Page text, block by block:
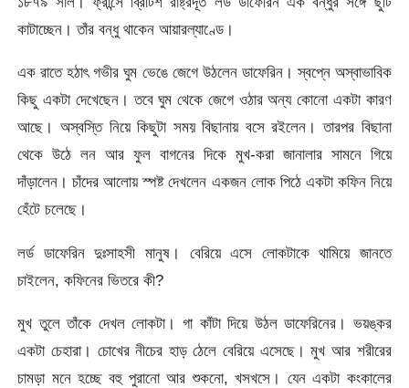
কাটাচ্ছেন। তাঁর বন্ধু থাকেন আয়ারল্যাণ্ডে।
এক রাতে হঠাৎ গভীর ঘুম ভেঙে জেগে উঠলেন ডাফেরিন। স্বপ্নে অস্বাভাবিক
কিছু একটা দেখেছেন। তবে ঘুম থেকে জেগে ওঠার অন্য কোনো একটা কারণ
আছে। অস্বস্তি নিয়ে কিছুটা সময় বিছানায় বসে রইলেন। তারপর বিছানা
থেকে উঠে লন আর ফুল বাগনের দিকে মুখ-করা জানালার সামনে গিয়ে
দাঁড়ালেন। চাঁদের আলোয় স্পষ্ট দেখলেন একজন লোক পিঠে একটা কফিন নিয়ে
হেঁটে চলেছে।
লর্ড ডাফেরিন দুঃসাহসী মানুষ। বেরিয়ে এসে লোকটাকে থামিয়ে জানতে
চাইলেন, কফিনের ভিতরে কী?
মুখ তুলে তাঁকে দেখল লোকটা। গা কাঁটা দিয়ে উঠল ডাফেরিনের। ভয়ঙ্কর
একটা চেহারা। চোখের নীচের হাড় ঠেলে বেরিয়ে এসেছে। মুখ আর শরীরের
চামড়া মনে হচ্ছে বহু পুরানো আর শুকনো, খসখসে। যেন একটা কংকালের